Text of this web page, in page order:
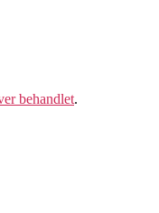
behandlet.